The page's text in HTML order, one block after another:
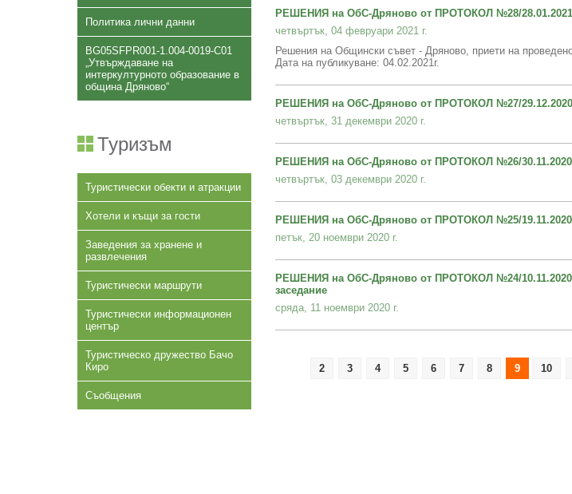
Политика лични данни
BG05SFPR001-1.004-0019-C01
„Утвърждаване на
интеркултурното образование в
община Дряново“
Туризъм
Туристически обекти и атракции
Хотели и къщи за гости
Заведения за хранене и
развлечения
Туристически маршрути
Туристически информационен
център
Туристическо дружество Бачо
Киро
Съобщения
РЕШЕНИЯ на ОбС-Дряново от ПРОТОКОЛ №28/
четвъртък, 04 февруари 2021 г.
Решения на Общински съвет - Дряново, приети на
Дата на публикуване: 04.02.2021г.
РЕШЕНИЯ на ОбС-Дряново от ПРОТОКОЛ №27/
четвъртък, 31 декември 2020 г.
РЕШЕНИЯ на ОбС-Дряново от ПРОТОКОЛ №26/
четвъртък, 03 декември 2020 г.
РЕШЕНИЯ на ОбС-Дряново от ПРОТОКОЛ №25/
петък, 20 ноември 2020 г.
РЕШЕНИЯ на ОбС-Дряново от ПРОТОКОЛ №24/
заседание
сряда, 11 ноември 2020 г.
2 3 4 5 6 7 8 9 10